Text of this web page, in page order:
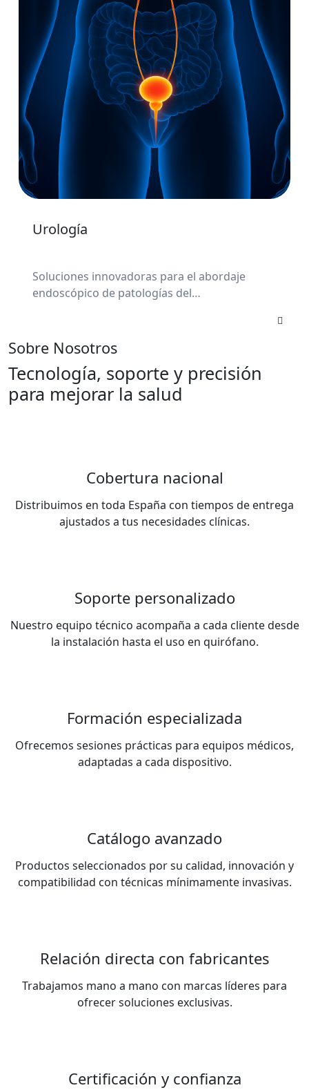
Urología
Soluciones innovadoras para el abordaje
endoscópico de patologías del
Sobre Nosotros
Tecnología, soporte y precisión
para mejorar la salud
Cobertura nacional
Distribuimos en toda España con tiempos de entrega
ajustados a tus necesidades clínicas.
Soporte personalizado
Nuestro equipo técnico acompaña a cada cliente desde
la instalación hasta el uso en quirófano.
Formación especializada
Ofrecemos sesiones prácticas para equipos médicos,
adaptadas a cada dispositivo.
Catálogo avanzado
Productos seleccionados por su calidad, innovación y
compatibilidad con técnicas mínimamente invasivas.
Relación directa con fabricantes
Trabajamos mano a mano con marcas líderes para
ofrecer soluciones exclusivas.
Certificación y confianza